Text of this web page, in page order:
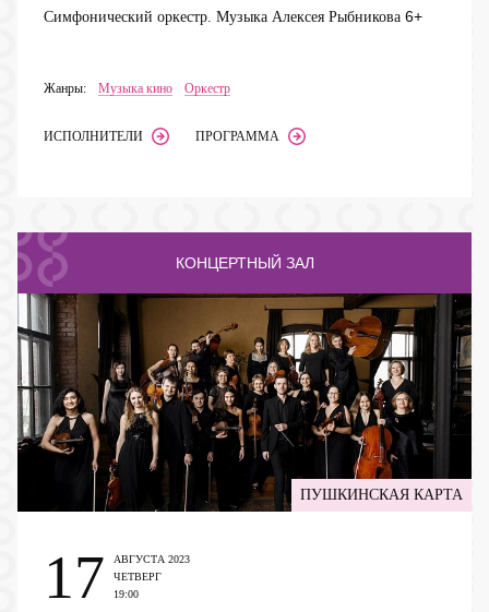
Симфонический оркестр. Музыка Алексея Рыбникова 6+
Жанры: Музыка кино Оркестр
ИСПОЛНИТЕЛИ ПРОГРАММА
КОНЦЕРТНЫЙ ЗАЛ
17
АВГУСТА 2023
ЧЕТВЕРГ
19:00
ПУШКИНСКАЯ КАРТА